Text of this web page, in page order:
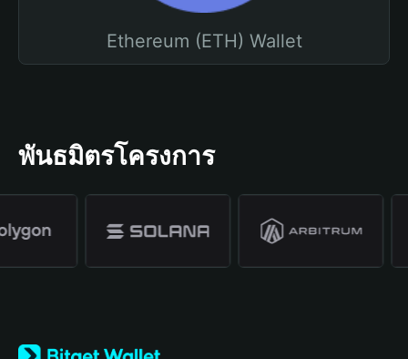
Ethereum (ETH) Wallet
พันธมิตรโครงการ